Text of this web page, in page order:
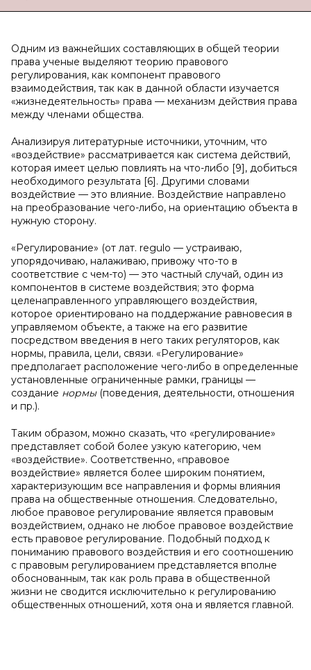
Одним из важнейших составляющих в общей теории
права ученые выделяют теорию правового
регулирования, как компонент правового
взаимодействия, так как в данной области изучается
«жизнедеятельность» права — механизм действия права
между членами общества.
Анализируя литературные источники, уточним, что
«воздействие» рассматривается как система действий,
которая имеет целью повлиять на что-либо [9], добиться
необходимого результата [6]. Другими словами
воздействие — это влияние. Воздействие направлено
на преобразование чего-либо, на ориентацию объекта в
нужную сторону.
«Регулирование» (от лат. regulo — устраиваю,
упорядочиваю, налаживаю, привожу что-то в
соответствие с чем-то) — это частный случай, один из
компонентов в системе воздействия; это форма
целенаправленного управляющего воздействия,
которое ориентировано на поддержание равновесия в
управляемом объекте, а также на его развитие
посредством введения в него таких регуляторов, как
нормы, правила, цели, связи. «Регулирование»
предполагает расположение чего-либо в определенные
установленные ограниченные рамки, границы —
создание нормы(поведения, деятельности, отношения
и пр.).
Таким образом, можно сказать, что «регулирование»
представляет собой более узкую категорию, чем
«воздействие». Соответственно, «правовое
воздействие» является более широким понятием,
характеризующим все направления и формы влияния
права на общественные отношения. Следовательно,
любое правовое регулирование является правовым
воздействием, однако не любое правовое воздействие
есть правовое регулирование. Подобный подход к
пониманию правового воздействия и его соотношению
с правовым регулированием представляется вполне
обоснованным, так как роль права в общественной
жизни не сводится исключительно к регулированию
общественных отношений, хотя она и является главной.